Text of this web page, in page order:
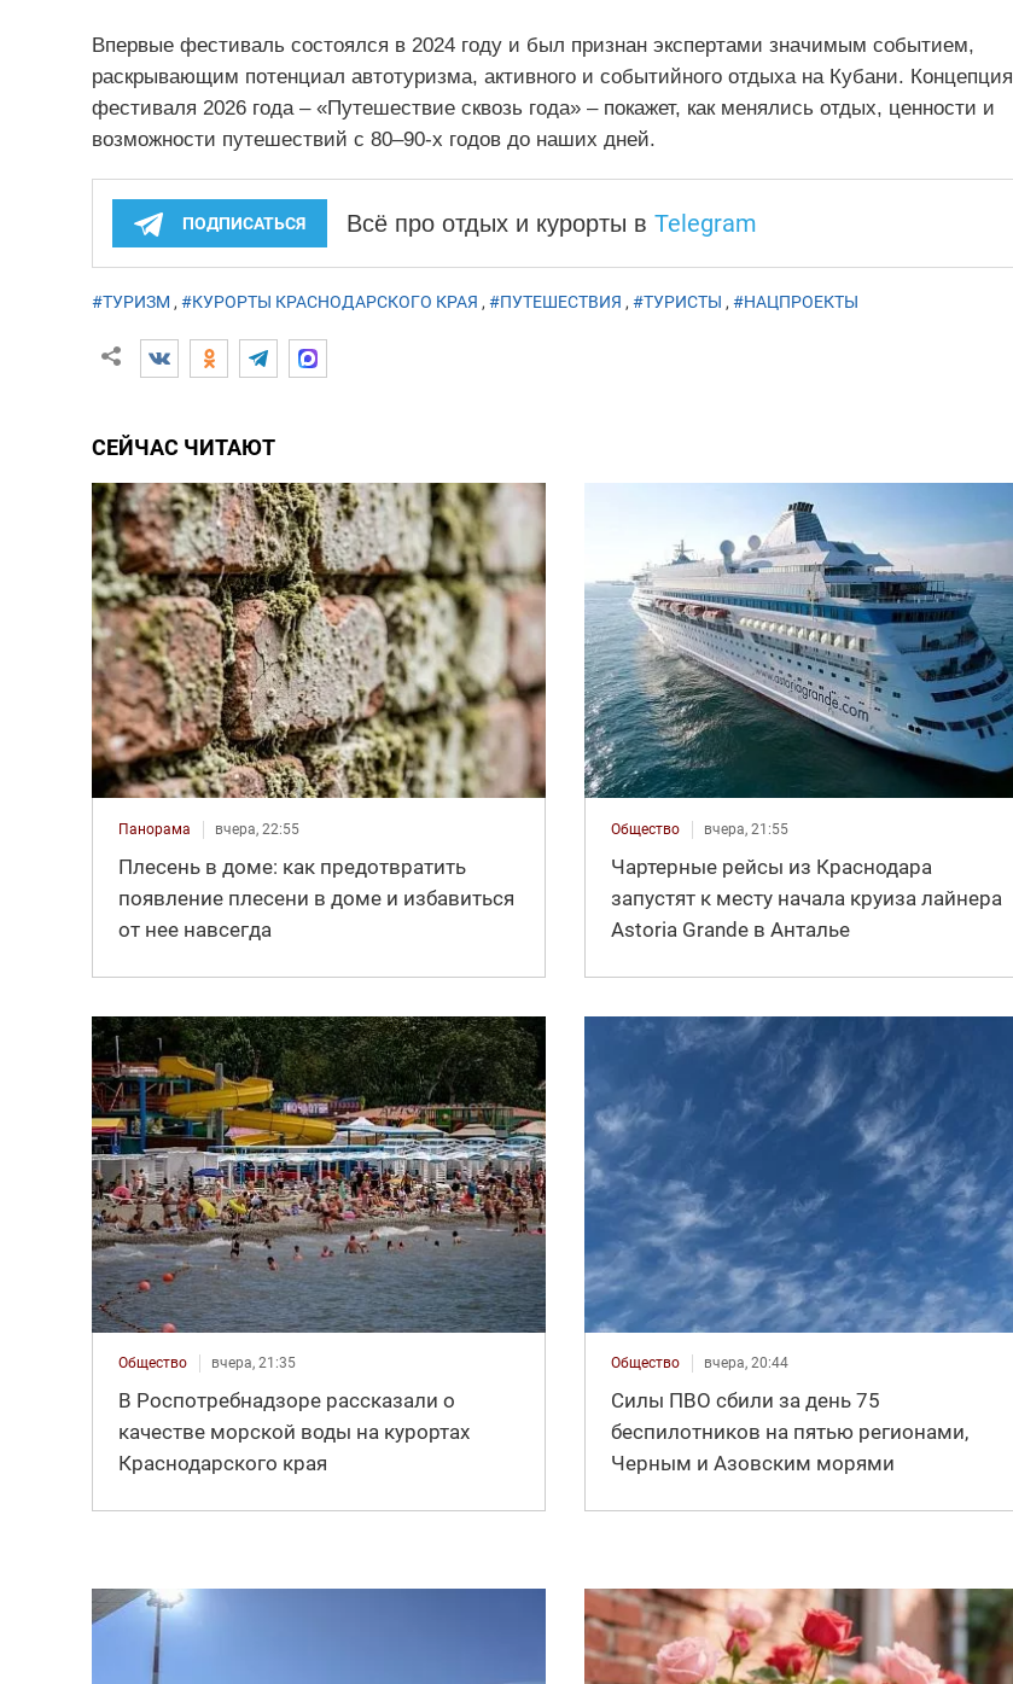
Впервые фестиваль состоялся в 2024 году и был признан экспертами значимым событием,
раскрывающим потенциал автотуризма, активного и событийного отдыха на Кубани. Концепция
фестиваля 2026 года – «Путешествие сквозь года» – покажет, как менялись отдых, ценности и
возможности путешествий с 80–90-х годов до наших дней.
ПОДПИСАТЬСЯ Всё про отдых и курорты в Telegram
#ТУРИЗМ , #КУРОРТЫ КРАСНОДАРСКОГО КРАЯ , #ПУТЕШЕСТВИЯ , #ТУРИСТЫ , #НАЦПРОЕКТЫ
СЕЙЧАС ЧИТАЮТ
Панорама вчера, 22:55
Плесень в доме: как предотвратить
появление плесени в доме и избавиться
от нее навсегда
Общество вчера, 21:55
Чартерные рейсы из Краснодара
запустят к месту начала круиза лайнера
Astoria Grande в Анталье
Общество вчера, 21:35
В Роспотребнадзоре рассказали о
качестве морской воды на курортах
Краснодарского края
Общество вчера, 20:44
Силы ПВО сбили за день 75
беспилотников на пятью регионами,
Черным и Азовским морями